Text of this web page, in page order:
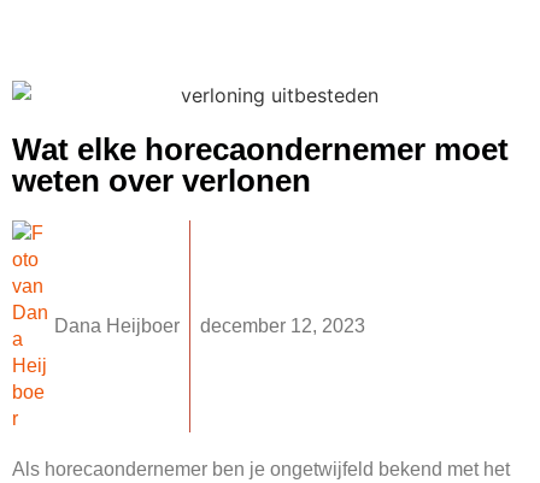
Wat elke horecaondernemer moet
weten over verlonen
Dana Heijboer december 12, 2023
Als horecaondernemer ben je ongetwijfeld bekend met het